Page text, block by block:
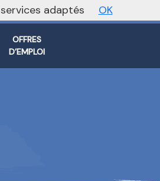
national
OFFRES
D’EMPLOI
adaptés OK